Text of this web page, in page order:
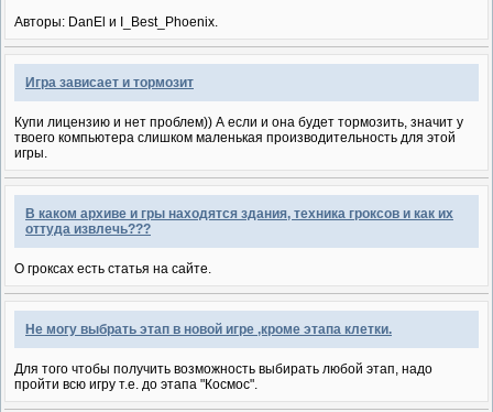
Авторы: DanEl и I_Best_Phoenix.
Игра зависает и тормозит
Купи лицензию и нет проблем)) А если и она будет тормозить, значит у
твоего компьютера слишком маленькая производительность для этой
игры.
В каком архиве и гры находятся здания, техника гроксов и как их
оттуда извлечь???
О гроксах есть статья на сайте.
Не могу выбрать этап в новой игре ,кроме этапа клетки.
Для того чтобы получить возможность выбирать любой этап, надо
пройти всю игру т.е. до этапа "Космос".